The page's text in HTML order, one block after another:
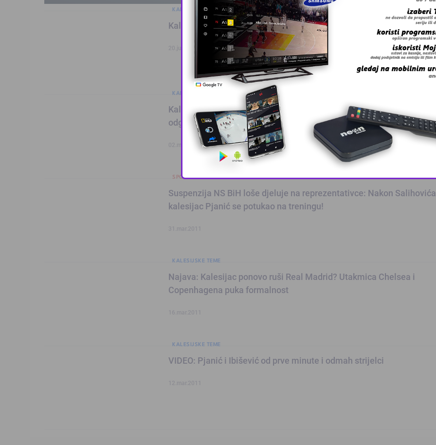
KALESIJSKE TEME
Kalesijac Miralem Pjanić postaje suigrač Lulića u Laziu?!
KALESIJSKE TEME
Kalesijca Pjanića u Arsenalu vide kao zamjenu za Arshavina, Pjanić
odgovara: “Želim ostaviti trag u Lyonu”
02.maj.2011
SPORT
Suspenzija NS BiH loše djeluje na reprezentativce: Nakon
kalesijac Pjanić se potukao na treningu!
KALESIJSKE TEME
Najava: Kalesijac ponovo ruši Real Madrid? Utakmica Chelsea i
Copenhagena puka formalnost
KALESIJSKE TEME
VIDEO: Pjanić i Ibišević od prve minute i odmah strijelci